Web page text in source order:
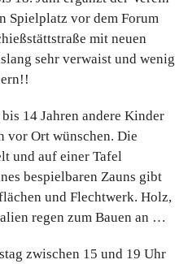
Spielplatz vor dem Forum
mit neuen
sehr verwaist und wenig
14 Jahren andere Kinder
vor Ort wünschen. Die
und auf einer Tafel
bespielbaren Zauns gibt
und Flechtwerk. Holz,
regen zum Bauen an …
zwischen 15 und 19 Uhr